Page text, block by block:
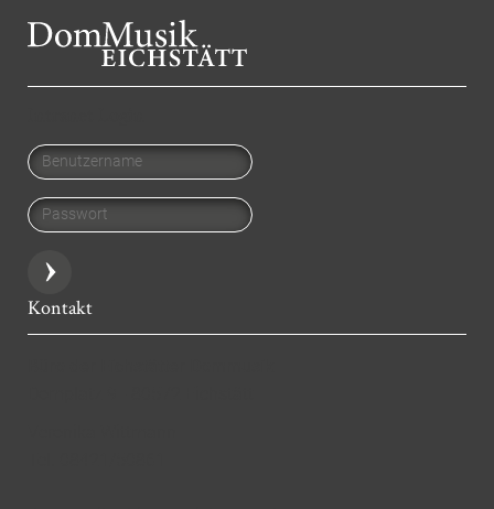
Benutzername
Passwort
Kontakt